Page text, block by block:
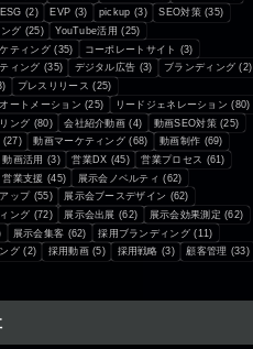
ESG (2) EVP (3) pickup (3) SEO対策(35)
グ (25) YouTube活用 (25)
ティング(35) コーポレートサイト (3)
ィング (35) デジタル広告 (3) ブランディング (2)
プレスリリース (25)
ートメーション (25) リードジェネレーション (80)
ング (80) 会社紹介動画 (4) 動画SEO対策(25)
(27) 動画マーケティング (68) 動画制作 (69)
動画活用 (3) 営業DX (45) 営業プロセス (61)
営業支援 (45) 展示会ノベルティ (62)
ップ(55) 展示会ブースデザイン (62)
ング (72) 展示会出展 (62) 展示会効果測定 (62)
展示会集客 (62) 採用ブランディング(11)
グ (2) 採用動画(5) 採用戦略 (3) 顧客管理 (33)